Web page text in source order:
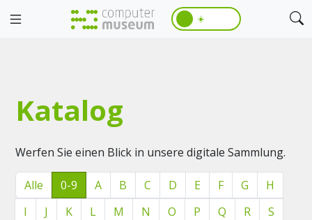
☀️
Katalog
Werfen Sie einen Blick in unsere digitale Sammlung.
Alle 0-9 A B C D E F G
H
I
J K L M N O P Q R
S